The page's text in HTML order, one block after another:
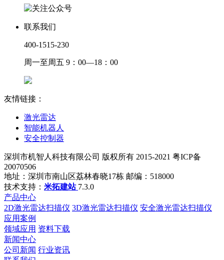
联系我们
400-1515-230
周一至周五 9：00—18：00
友情链接：
激光雷达
智能机器人
安全控制器
深圳市机智人科技有限公司 版权所有 2015-2021 粤ICP备
20070506
地址：深圳市南山区荔林春晓17栋 邮编：518000
技术支持： 米拓建站 7.3.0
产品中心
2D激光雷达扫描仪 3D激光雷达扫描仪 安全激光雷达扫描仪
应用案例
领域应用 资料下载
新闻中心
公司新闻 行业资讯